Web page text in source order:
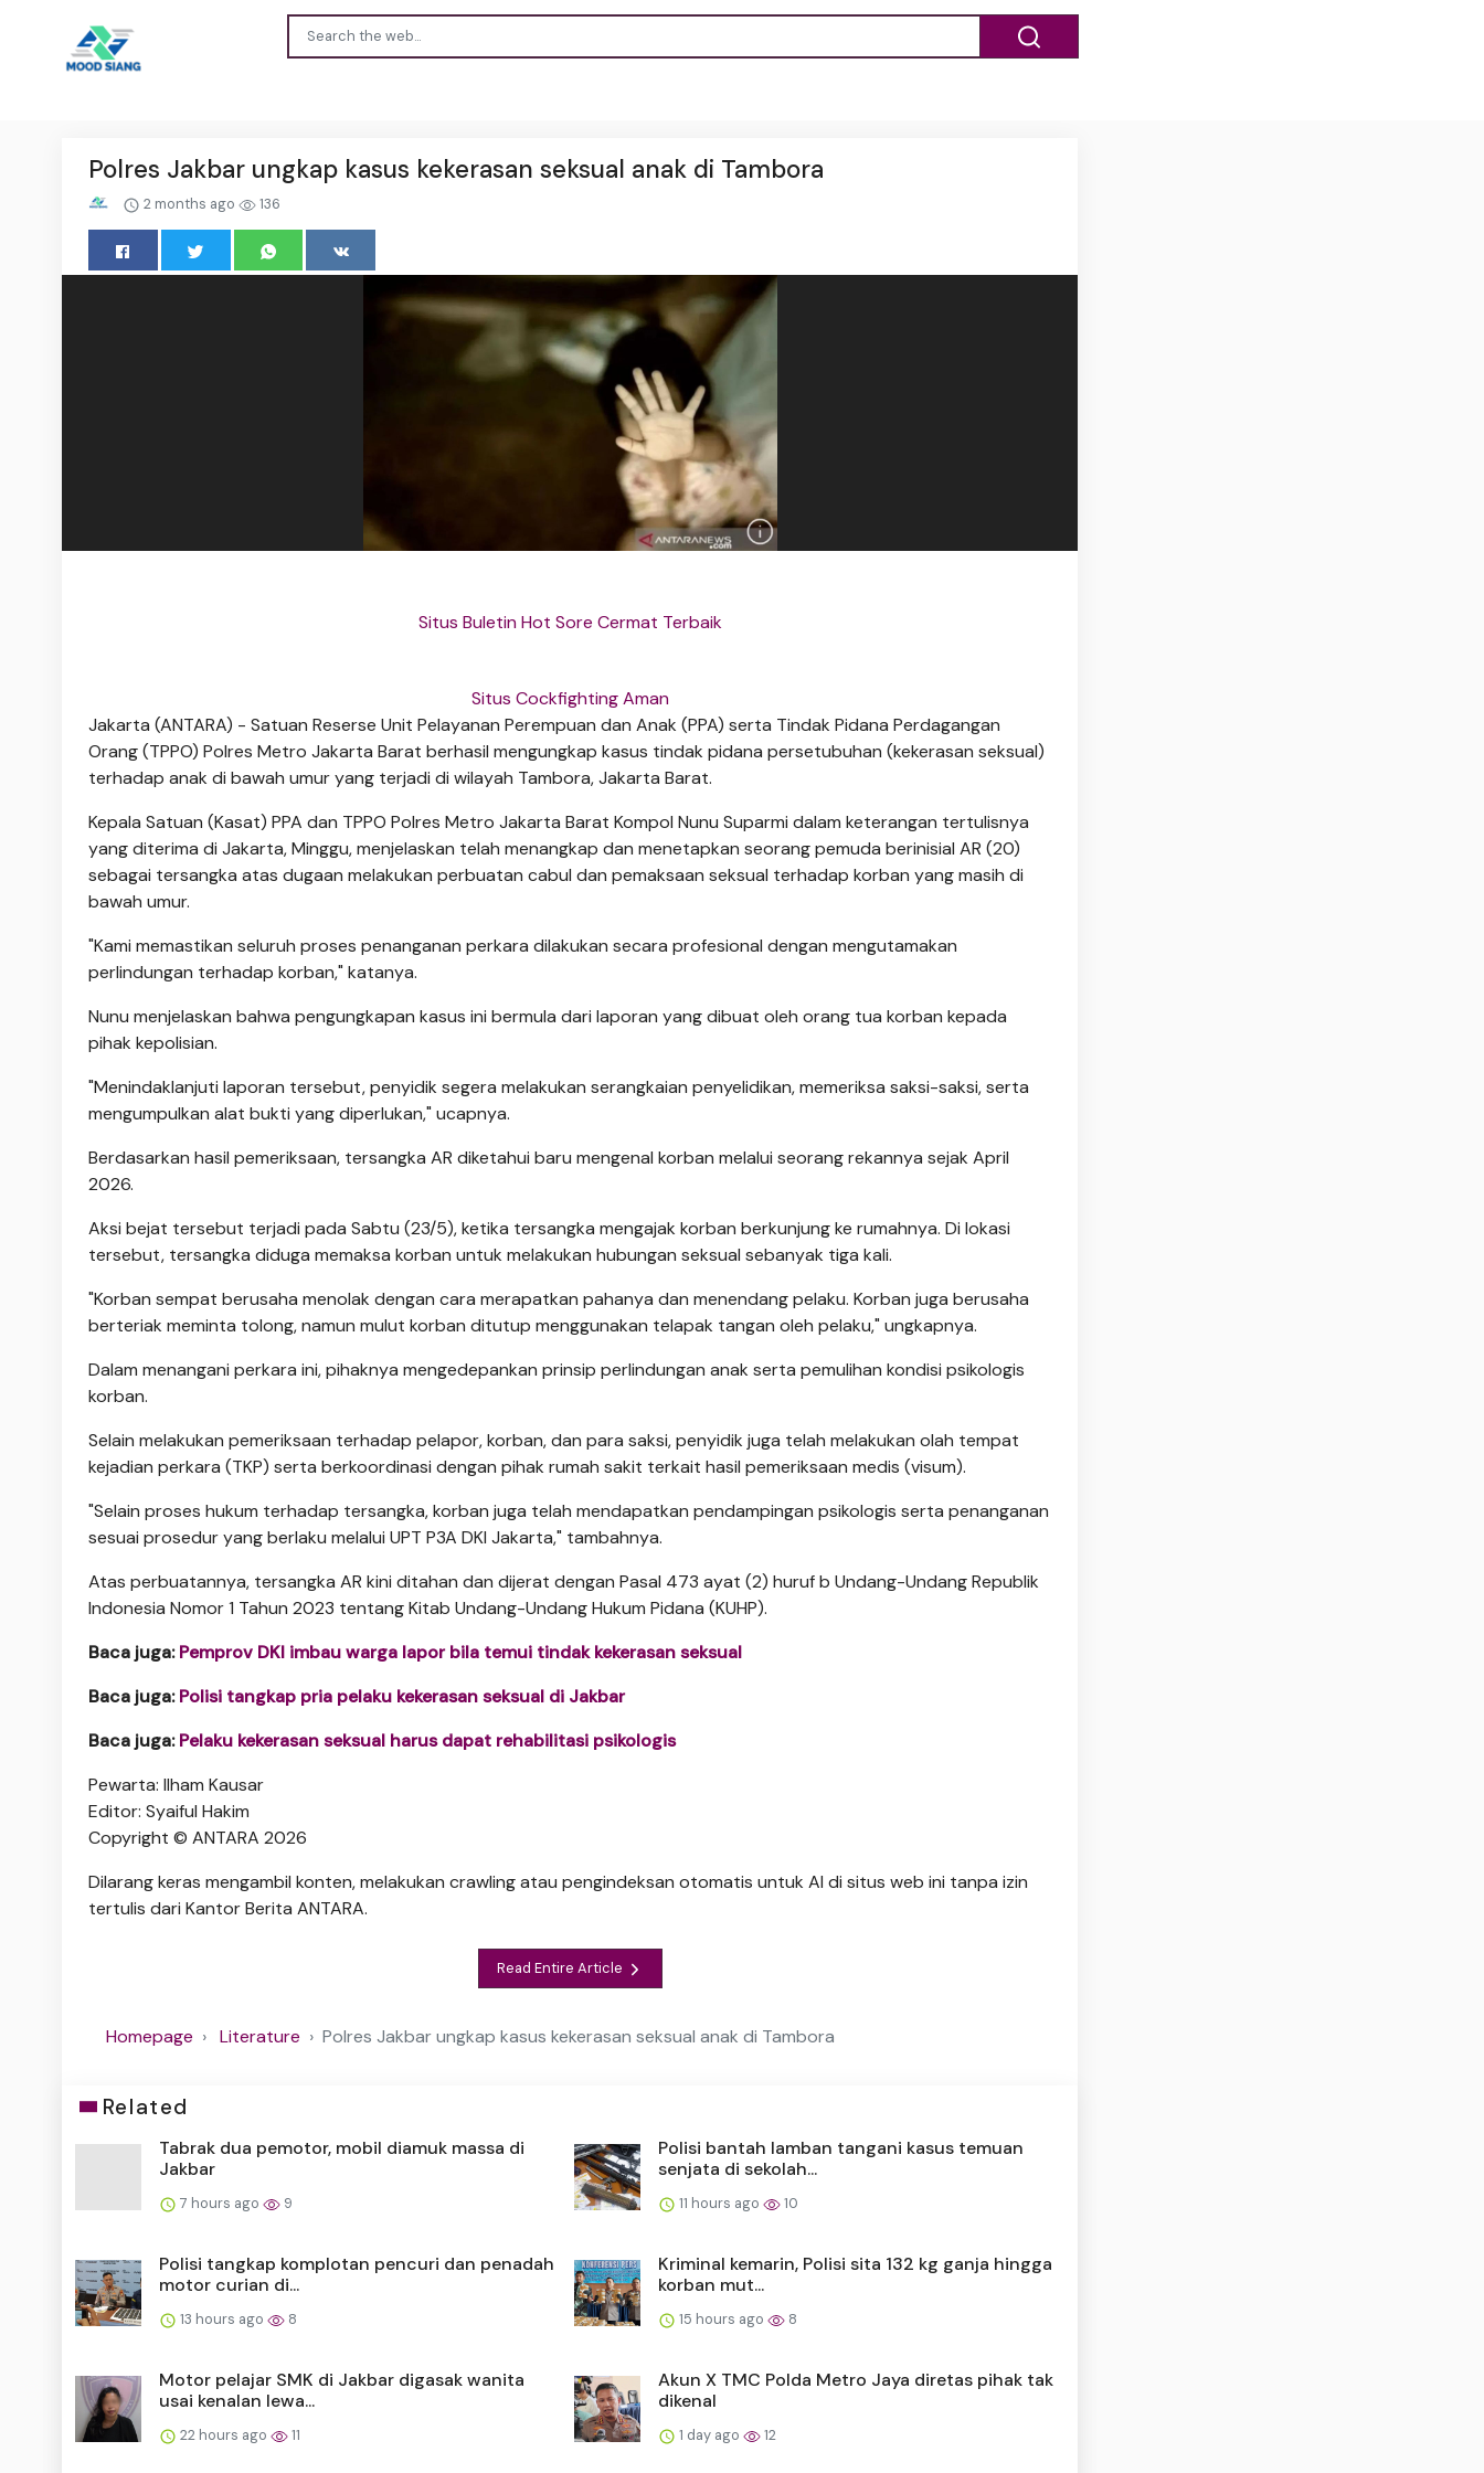
Polres Jakbar ungkap kasus kekerasan seksual anak di Tambora
2 months ago 136
Situs Buletin Hot Sore Cermat Terbaik
Situs Cockfighting Aman
Jakarta (ANTARA) - Satuan Reserse Unit Pelayanan Perempuan dan Anak (PPA) serta Tindak Pidana Perdagangan
Orang (TPPO) Polres Metro Jakarta Barat berhasil mengungkap kasus tindak pidana persetubuhan (kekerasan seksual)
terhadap anak di bawah umur yang terjadi di wilayah Tambora, Jakarta Barat.
Kepala Satuan (Kasat) PPA dan TPPO Polres Metro Jakarta Barat Kompol Nunu Suparmi dalam keterangan tertulisnya
yang diterima di Jakarta, Minggu, menjelaskan telah menangkap dan menetapkan seorang pemuda berinisial AR (20)
sebagai tersangka atas dugaan melakukan perbuatan cabul dan pemaksaan seksual terhadap korban yang masih di
bawah umur.
​"Kami memastikan seluruh proses penanganan perkara dilakukan secara profesional dengan mengutamakan
perlindungan terhadap korban," katanya.
​Nunu menjelaskan bahwa pengungkapan kasus ini bermula dari laporan yang dibuat oleh orang tua korban kepada
pihak kepolisian.
"Menindaklanjuti laporan tersebut, penyidik segera melakukan serangkaian penyelidikan, memeriksa saksi-saksi, serta
mengumpulkan alat bukti yang diperlukan," ucapnya.
​Berdasarkan hasil pemeriksaan, tersangka AR diketahui baru mengenal korban melalui seorang rekannya sejak April
2026.
​Aksi bejat tersebut terjadi pada Sabtu (23/5), ketika tersangka mengajak korban berkunjung ke rumahnya. Di lokasi
tersebut, tersangka diduga memaksa korban untuk melakukan hubungan seksual sebanyak tiga kali.
​"Korban sempat berusaha menolak dengan cara merapatkan pahanya dan menendang pelaku. Korban juga berusaha
berteriak meminta tolong, namun mulut korban ditutup menggunakan telapak tangan oleh pelaku," ungkapnya.
Dalam menangani perkara ini, pihaknya mengedepankan prinsip perlindungan anak serta pemulihan kondisi psikologis
korban.
​Selain melakukan pemeriksaan terhadap pelapor, korban, dan para saksi, penyidik juga telah melakukan olah tempat
kejadian perkara (TKP) serta berkoordinasi dengan pihak rumah sakit terkait hasil pemeriksaan medis (visum).
​"Selain proses hukum terhadap tersangka, korban juga telah mendapatkan pendampingan psikologis serta penanganan
sesuai prosedur yang berlaku melalui UPT P3A DKI Jakarta," tambahnya.
​Atas perbuatannya, tersangka AR kini ditahan dan dijerat dengan Pasal 473 ayat (2) huruf b Undang-Undang Republik
Indonesia Nomor 1 Tahun 2023 tentang Kitab Undang-Undang Hukum Pidana (KUHP).
Baca juga:Pemprov DKI imbau warga lapor bila temui tindak kekerasan seksual
Baca juga:Polisi tangkap pria pelaku kekerasan seksual di Jakbar
Baca juga:Pelaku kekerasan seksual harus dapat rehabilitasi psikologis
Pewarta: Ilham Kausar
Editor: Syaiful Hakim
Copyright © ANTARA 2026
Dilarang keras mengambil konten, melakukan crawling atau pengindeksan otomatis untuk AI di situs web ini tanpa izin
tertulis dari Kantor Berita ANTARA.
Read Entire Article
Homepage Literature Polres Jakbar ungkap kasus kekerasan seksual anak di Tambora
Related
Tabrak dua pemotor, mobil diamuk massa di
Jakbar
7 hours ago 9
Polisi bantah lamban tangani kasus temuan
senjata di sekolah...
11 hours ago 10
Polisi tangkap komplotan pencuri dan penadah
motor curian di...
13 hours ago 8
Kriminal kemarin, Polisi sita 132 kg ganja hingga
korban mut...
15 hours ago 8
Motor pelajar SMK di Jakbar digasak wanita
usai kenalan lewa...
22 hours ago 11
Akun X TMC Polda Metro Jaya diretas pihak tak
dikenal
1 day ago 12